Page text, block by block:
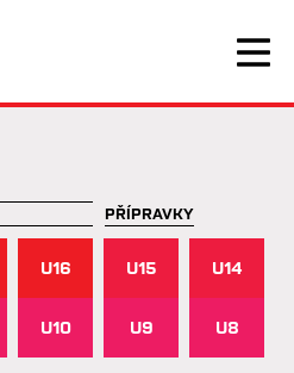
PŘÍPRAVKY
U16 U15 U14
U10 U9 U8